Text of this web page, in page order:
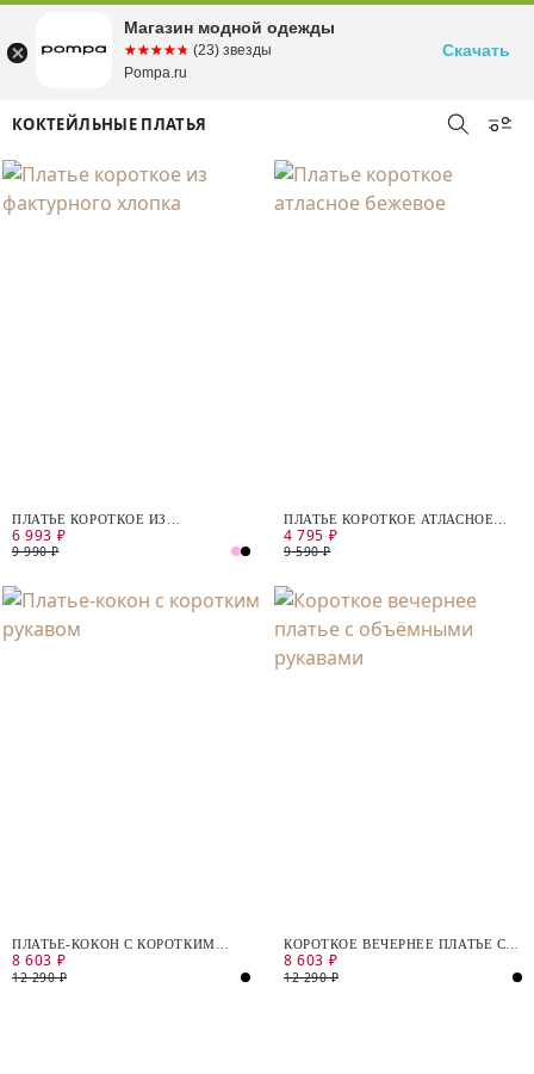
КОКТЕЙЛЬНЫЕ ПЛАТЬЯ
ПЛАТЬЕ КОРОТКОЕ ИЗ
ФАКТУРНОГО ХЛОПКА
6 993 ₽
9 990 ₽
ПЛАТЬЕ КОРОТКОЕ АТЛАСНОЕ
БЕЖЕВОЕ
4 795 ₽
9 590 ₽
ПЛАТЬЕ-КОКОН С КОРОТКИМ
РУКАВОМ
8 603 ₽
12 290 ₽
КОРОТКОЕ ВЕЧЕРНЕЕ ПЛАТЬЕ С
ОБЪЁМНЫМИ РУКАВАМИ
8 603 ₽
12 290 ₽
Магазин модной одежды
☆☆☆☆☆
★★★★★ (23) звезды
Pompa.ru
Скачать